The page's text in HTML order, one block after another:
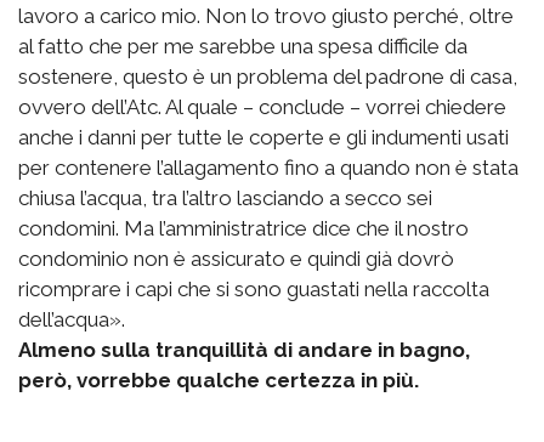
lavoro a carico mio. Non lo trovo giusto perché, oltre
al fatto che per me sarebbe una spesa difficile da
sostenere, questo è un problema del padrone di casa,
ovvero dell’Atc. Al quale – conclude – vorrei chiedere
anche i danni per tutte le coperte e gli indumenti usati
per contenere l’allagamento fino a quando non è stata
chiusa l’acqua, tra l’altro lasciando a secco sei
condomini. Ma l’amministratrice dice che il nostro
condominio non è assicurato e quindi già dovrò
ricomprare i capi che si sono guastati nella raccolta
dell’acqua».
Almeno sulla tranquillità di andare in bagno,
però, vorrebbe qualche certezza in più.